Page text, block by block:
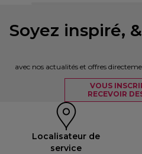
Soyez inspiré,
avec nos actualités et offres
VOUS
RECEVOIR
Localisateur de
service